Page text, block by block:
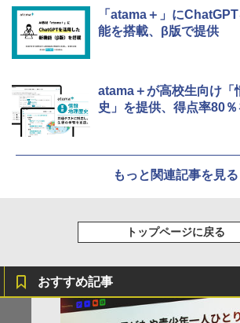
5 Fernrohr:実験用キャ
￥4,758
「atama＋」に
能を搭載、β版で提供
atama＋が高校生向け「
史」を提供、得点率80
もっと関連記事を見る
トップページに戻る
おすすめ記事